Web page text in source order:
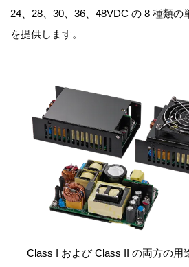
24、28、30、36、48VDC の 8 種類の
を提供します。
Class I およびClass II の両方の用